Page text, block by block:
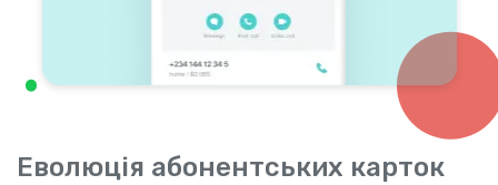
Еволюція абонентських карток